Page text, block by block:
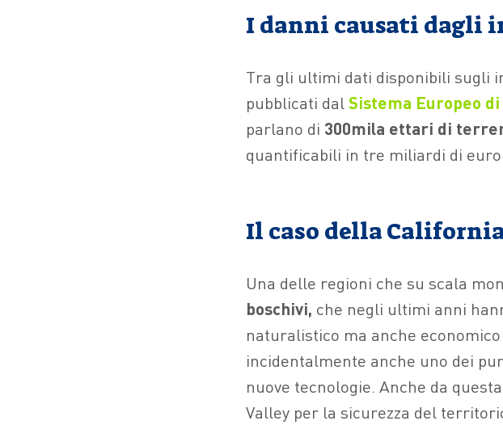
I danni causati dagli
Tra gli ultimi dati disponibili sugli
pubblicati dal Sistema Europeo
parlano di 300mila ettari di
quantificabili in tre miliardi di euro.
Il caso della
Una delle regioni che su scala
boschivi, che negli ultimi anni
naturalistico ma anche
incidentalmente anche uno dei
nuove tecnologie. Anche da
Valley per la sicurezza del